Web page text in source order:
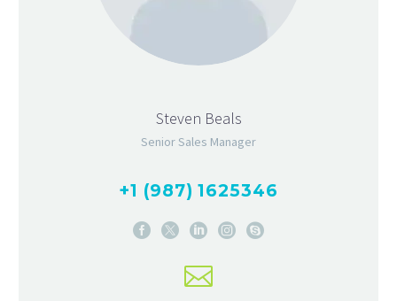
Steven Beals
Senior Sales Manager
+1 (987) 1625346